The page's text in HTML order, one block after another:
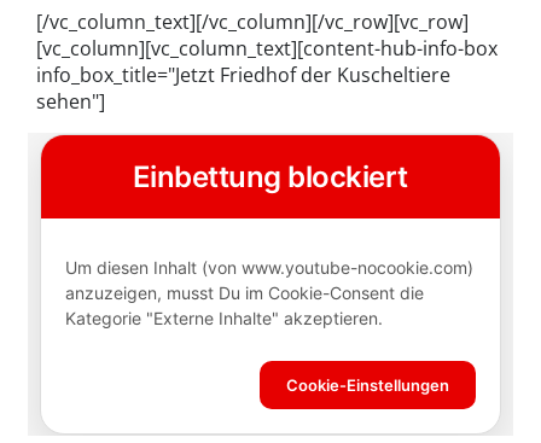
[/vc_column_text][/vc_column][/vc_row][vc_row]
[vc_column][vc_column_text][content-hub-info-box
info_box_title="Jetzt Friedhof der Kuscheltiere
sehen"]